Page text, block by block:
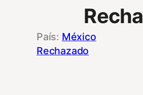
Recha
México
Rechazado